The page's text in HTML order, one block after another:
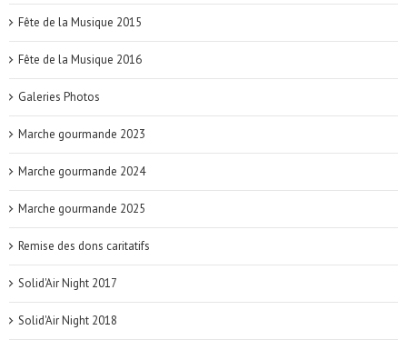
Fête de la Musique 2015
Fête de la Musique 2016
Galeries Photos
Marche gourmande 2023
Marche gourmande 2024
Marche gourmande 2025
Remise des dons caritatifs
Solid'Air Night 2017
Solid'Air Night 2018